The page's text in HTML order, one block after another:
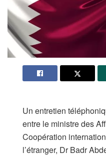
​Un entretien
entre le ministre des
Coopération
l’étranger, Dr Badr